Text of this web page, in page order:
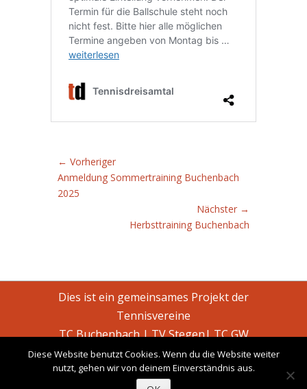
Beitragsnavigation
← Vorheriger
Vorheriger
Beitrag:
Anmeldung Sommertraining Buchenbach
2025
Nächster →
Herbsttraining Buchenbach
Dies ist ein gemeinsames Projekt der
Tennisvereine
TC Buchenbach|TV Stegen|TC GW
Kirchzarten
Diese Website benutzt Cookies. Wenn du die Website weiter
nutzt, gehen wir von deinem Einverständnis aus.